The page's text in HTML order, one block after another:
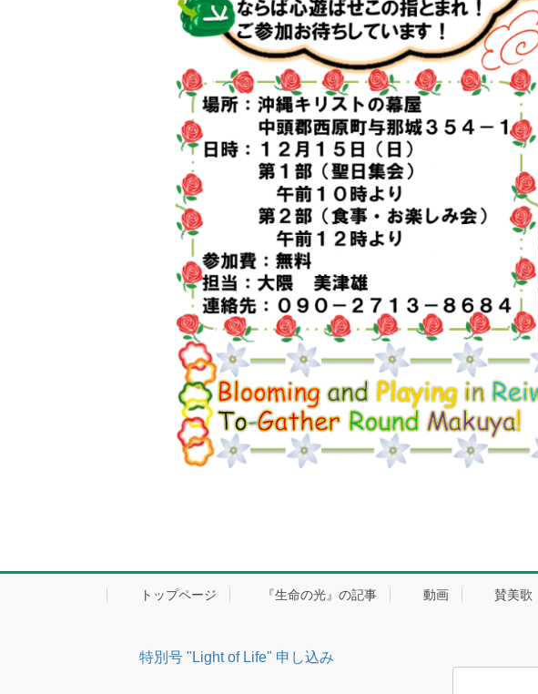
トップページ 『生命の光』の記事 動画 賛美歌
特別号 "Light of Life" 申し込み